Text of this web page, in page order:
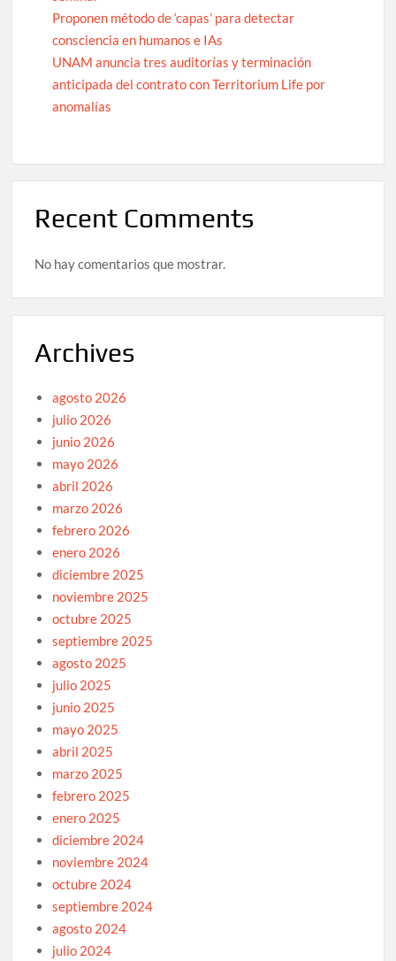
Proponen método de ‘capas’ para detectar
consciencia en humanos e IAs
UNAM anuncia tres auditorías y terminación
anticipada del contrato con Territorium Life por
anomalías
Recent Comments
No hay comentarios que mostrar.
Archives
agosto 2026
julio 2026
junio 2026
mayo 2026
abril 2026
marzo 2026
febrero 2026
enero 2026
diciembre 2025
noviembre 2025
octubre 2025
septiembre 2025
agosto 2025
julio 2025
junio 2025
mayo 2025
abril 2025
marzo 2025
febrero 2025
enero 2025
diciembre 2024
noviembre 2024
octubre 2024
septiembre 2024
agosto 2024
julio 2024